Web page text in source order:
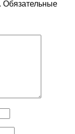
Обязательные